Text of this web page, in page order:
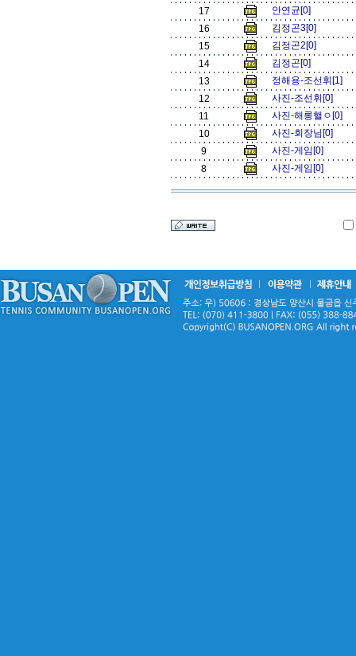
17
안연균[0]
16
김정곤3[0]
15
김정곤2[0]
14
김정곤[0]
13
정해용-조선휘[1]
12
사진-조선휘[0]
11
사진-해롱핼ㅇ[0]
10
사진-회장님[0]
9
사진-게임[0]
8
사진-게임[0]